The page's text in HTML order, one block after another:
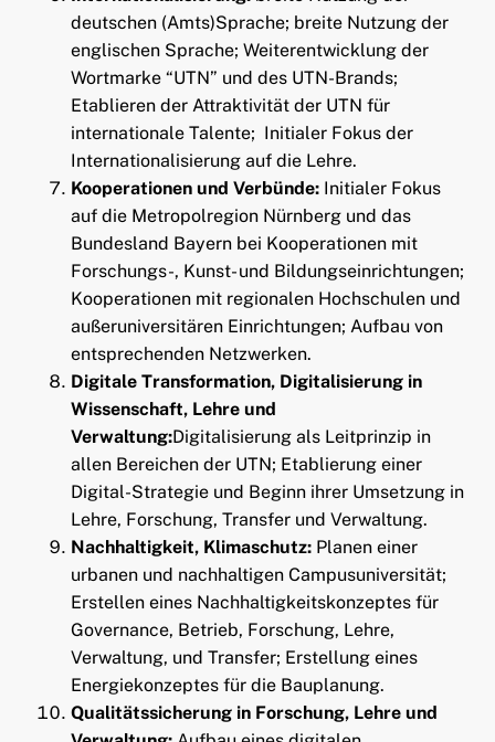
deutschen (Amts)Sprache; breite Nutzung der
englischen Sprache; Weiterentwicklung der
Wortmarke “UTN” und des UTN-Brands;
Etablieren der Attraktivität der UTN für
internationale Talente; Initialer Fokus der
Internationalisierung auf die Lehre.
Kooperationen und Verbünde:Initialer Fokus
auf die Metropolregion Nürnberg und das
Bundesland Bayern bei Kooperationen mit
Forschungs-, Kunst- und Bildungseinrichtungen;
Kooperationen mit regionalen Hochschulen und
außeruniversitären Einrichtungen; Aufbau von
entsprechenden Netzwerken.
Digitale Transformation, Digitalisierung in
Wissenschaft, Lehre und
Verwaltung:Digitalisierung als Leitprinzip in
allen Bereichen der UTN; Etablierung einer
Digital-Strategie und Beginn ihrer Umsetzung in
Lehre, Forschung, Transfer und Verwaltung.
Nachhaltigkeit, Klimaschutz:Planen einer
urbanen und nachhaltigen Campusuniversität;
Erstellen eines Nachhaltigkeitskonzeptes für
Governance, Betrieb, Forschung, Lehre,
Verwaltung, und Transfer; Erstellung eines
Energiekonzeptes für die Bauplanung.
Qualitätssicherung in Forschung, Lehre und